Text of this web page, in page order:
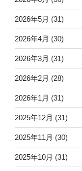
2026年5月 (31)
2026年4月 (30)
2026年3月 (31)
2026年2月 (28)
2026年1月 (31)
2025年12月 (31)
2025年11月 (30)
2025年10月 (31)